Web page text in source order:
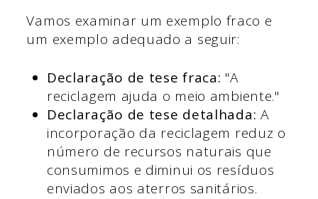
Vamos examinar um exemplo fraco e
um exemplo adequado a seguir:
Declaração de tese fraca: "A
reciclagem ajuda o meio ambiente."
Declaração de tese detalhada: A
incorporação da reciclagem reduz o
número de recursos naturais que
consumimos e diminui os resíduos
enviados aos aterros sanitários.